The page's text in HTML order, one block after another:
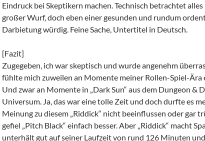
Eindruck bei Skeptikern machen. Technisch betrachtet alles
großer Wurf, doch eben einer gesunden und rundum
Darbietung würdig. Feine Sache, Untertitel in Deutsch.
[Fazit]
Zugegeben, ich war skeptisch und wurde angenehm
fühlte mich zuweilen an Momente meiner Rollen-Spiel-Ära
Und zwar an Momente in „Dark Sun“ aus dem Dungeon &
Universum. Ja, das war eine tolle Zeit und doch durfte es
Meinung zu diesem „Riddick“ nicht beeinflussen oder gar
gefiel „Pitch Black“ einfach besser. Aber „Riddick“ macht
unterhält gut auf seiner Laufzeit von rund 126 Minuten